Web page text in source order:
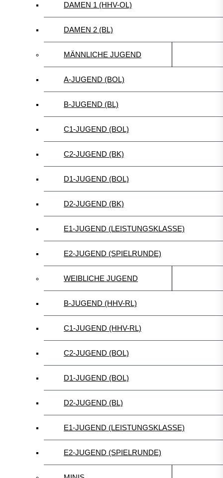
DAMEN 1 (HHV-OL)
DAMEN 2 (BL)
MÄNNLICHE JUGEND
A-JUGEND (BOL)
B-JUGEND (BL)
C1-JUGEND (BOL)
C2-JUGEND (BK)
D1-JUGEND (BOL)
D2-JUGEND (BK)
E1-JUGEND (LEISTUNGSKLASSE)
E2-JUGEND (SPIELRUNDE)
WEIBLICHE JUGEND
B-JUGEND (HHV-RL)
C1-JUGEND (HHV-RL)
C2-JUGEND (BOL)
D1-JUGEND (BOL)
D2-JUGEND (BL)
E1-JUGEND (LEISTUNGSKLASSE)
E2-JUGEND (SPIELRUNDE)